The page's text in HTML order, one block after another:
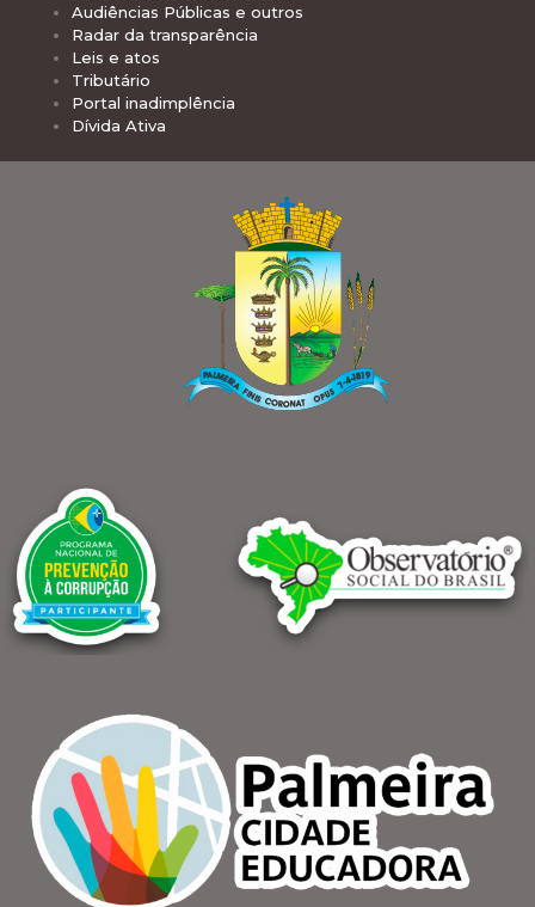
Audiências Públicas e outros
Radar da transparência
Leis e atos
Tributário
Portal inadimplência
Dívida Ativa